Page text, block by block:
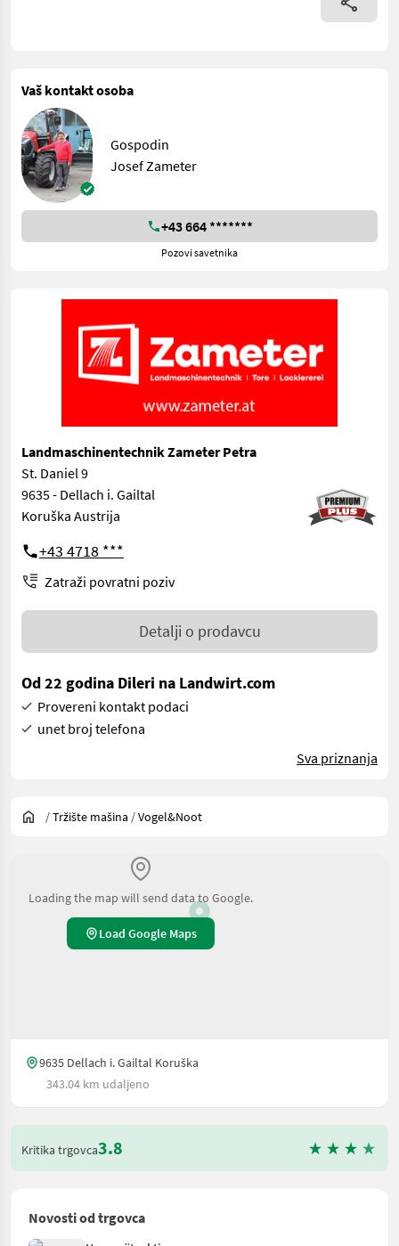
Vaš kontakt osoba
Gospodin
Josef Zameter
+43 664 *******
Pozovi savetnika
Landmaschinentechnik Zameter Petra
St. Daniel 9
9635 - Dellach i. Gailtal
Koruška Austrija
+43 4718 ***
Zatraži povratni poziv
Detalji o prodavcu
Od 22 godina Dileri na Landwirt.com
Provereni kontakt podaci
unet broj telefona
Sva priznanja
/Tržište mašina /Vogel&Noot
Loading the map will send data to Google.
Load Google Maps
9635 Dellach i. Gailtal Koruška
343.04 km udaljeno
Kritika trgovca3.8
Novosti od trgovca